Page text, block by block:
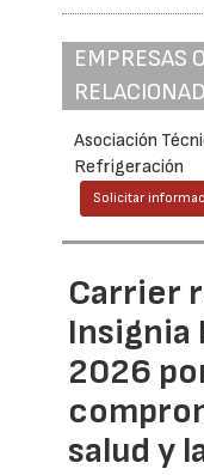
EMPRESAS
Asociación
Refrigeración
Solicitar
Carrier
Insignia
2026
salud y